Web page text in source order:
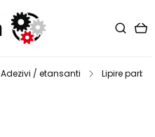
Adezivi / etansanti Lipire parbriz